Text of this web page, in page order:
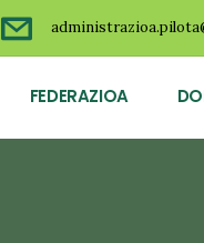
FEDERAZIOA